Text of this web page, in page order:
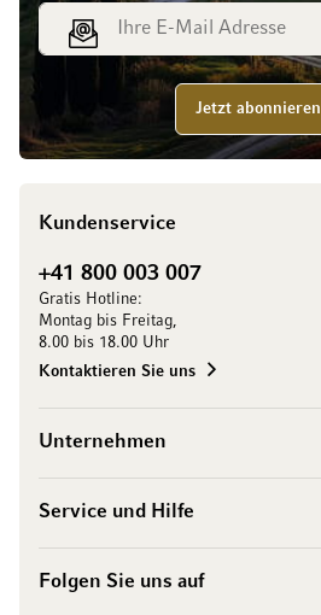
E-Mail Adresse
Jetzt abonnieren
Kundenservice
+41 800 003 007
Gratis Hotline:
Montag bis Freitag,
8.00 bis 18.00 Uhr
Kontaktieren Sie uns
Unternehmen
Service und Hilfe
Folgen Sie uns auf